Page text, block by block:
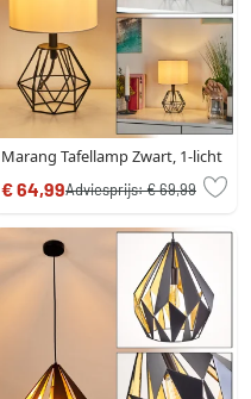
Marang Tafellamp Zwart, 1-licht
€ 64,99Adviesprijs:€ 69,99